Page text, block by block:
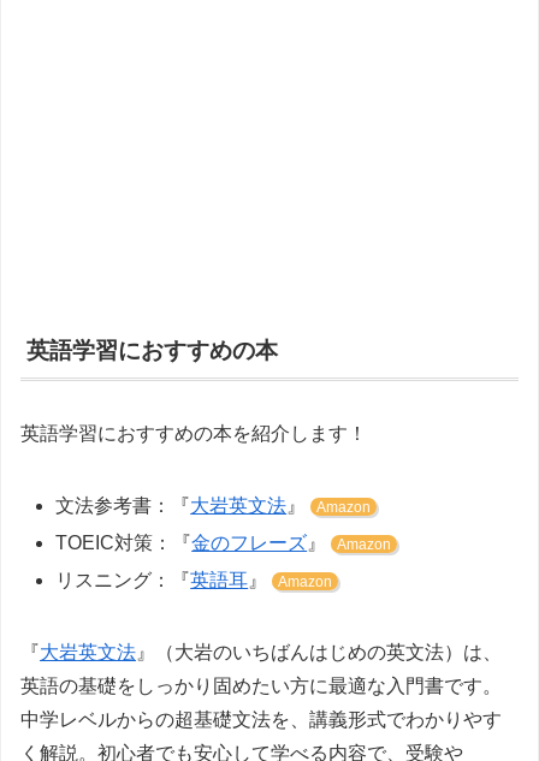
英語学習におすすめの本
英語学習におすすめの本を紹介します！
文法参考書：『大岩英文法 』 Amazon
TOEIC対策：『金のフレーズ 』 Amazon
リスニング：『英語耳 』 Amazon
『大岩英文法 』（大岩のいちばんはじめの英文法）は、
英語の基礎をしっかり固めたい方に最適な入門書です。
中学レベルからの超基礎文法を、講義形式でわかりやす
く解説。初心者でも安心して学べる内容で、受験や